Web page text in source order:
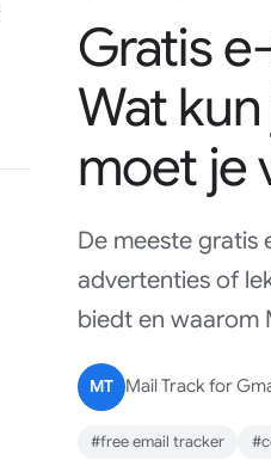
Gratis
Wat
moet je
De meeste gratis
advertenties of
biedt en waarom
MT Mail Track for
#free email tracker